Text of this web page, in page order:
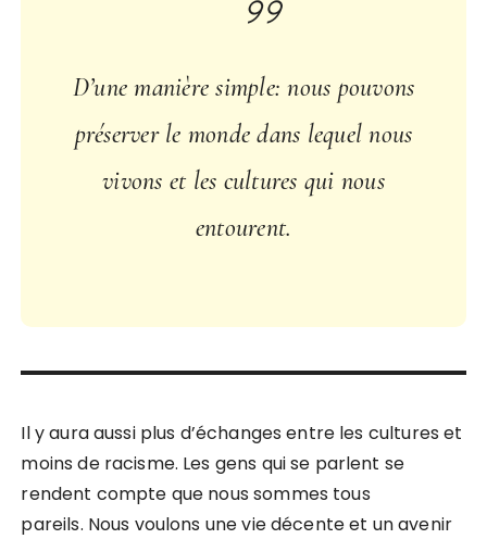
D’une manière simple: nous pouvons
préserver le monde dans lequel nous
vivons et les cultures qui nous
entourent.
Il y aura aussi plus d’échanges entre les cultures et
moins de racisme. Les gens qui se parlent se
rendent compte que nous sommes tous
pareils. Nous voulons une vie décente et un avenir